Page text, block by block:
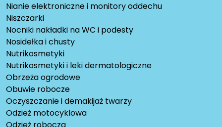
Nianie elektroniczne i monitory oddechu
Niszczarki
Nocniki nakładki na WC i podesty
Nosidełka i chusty
Nutrikosmetyki
Nutrikosmetyki i leki dermatologiczne
Obrzeża ogrodowe
Obuwie robocze
Oczyszczanie i demakijaż twarzy
Odzież motocyklowa
Odzież robocza